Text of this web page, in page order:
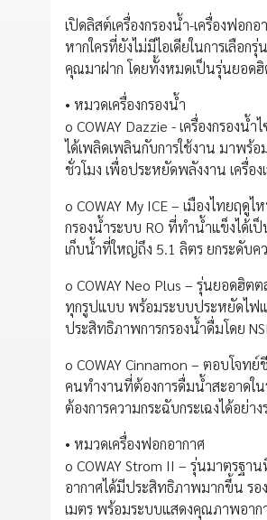
เปิดลิสต์เครื่องกรองน้ำ-เครื่องฟอก
หากใครที่ยังไม่มีไอเดียในการเลือ
คุณมาฝาก โดยทั้งหมดเป็นรุ่นยอด
• หมวดเครื่องกรองน้ำ
o COWAY Dazzie - เครื่องกรอง
ได้เพลิดเพลินกับการใช้งาน มาพร้
ชั่วโมง เพื่อประหยัดพลังงาน เครื่อ
o COWAY My ICE – เมืองไทยฤ
กรองน้ำระบบ RO ที่ทำน้ำแข็งได้
เก็บน้ำที่ใหญ่ถึง 5.1 ลิตร ยกระดับ
o COWAY Neo Plus – รุ่นยอดฮิต
ทุกรูปแบบ พร้อมระบบประหยัดไฟแ
ประสิทธิภาพการกรองน้ำดื่มโดย
o COWAY Cinnamon – ตอบโจ
คนทำงานที่ต้องการดื่มน้ำสะอาดใ
ต้องการความกระฉับกระเฉงได้อย่าง
• หมวดเครื่องฟอกอากาศ
o COWAY Strom II – รุ่นมาตรฐ
อากาศได้มีประสิทธิภาพมากขึ้น ร
เมตร พร้อมระบบแสดงคุณภาพอาก